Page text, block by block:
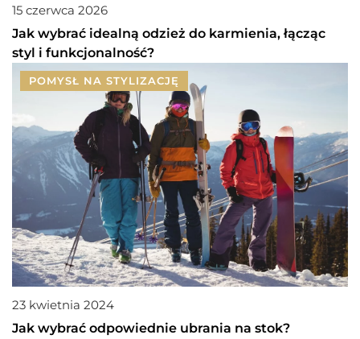
15 czerwca 2026
Jak wybrać idealną odzież do karmienia, łącząc
styl i funkcjonalność?
POMYSŁ NA STYLIZACJĘ
23 kwietnia 2024
Jak wybrać odpowiednie ubrania na stok?